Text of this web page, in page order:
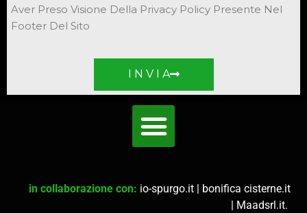
Aver Preso Visione Della Privacy Policy Presente Nel
Footer Del Sito
I N V I A
in collaborazione con: io-spurgo.it | bonifica cisterne.it
| Maadsrl.it.